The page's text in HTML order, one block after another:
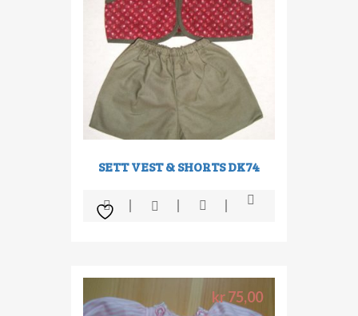
SETT VEST & SHORTS DK74
kr75,00